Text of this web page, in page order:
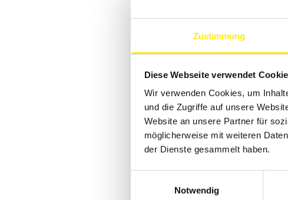
Zustimmung
Diese Webseite verwendet
Wir verwenden Cookies, um
und die Zugriffe auf unsere
Website an unsere Partner für
möglicherweise mit weiteren
der Dienste gesammelt haben.
Notwendig
DIE
LACKIERER
Hier sind ein
Termine